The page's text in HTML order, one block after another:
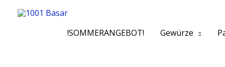
!SOMMERANGEBOT! Gewürze